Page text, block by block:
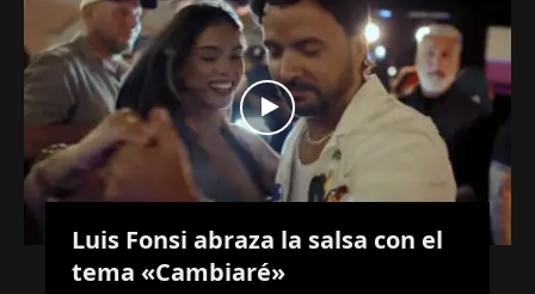
Luis Fonsi abraza la salsa con el
tema «Cambiaré»